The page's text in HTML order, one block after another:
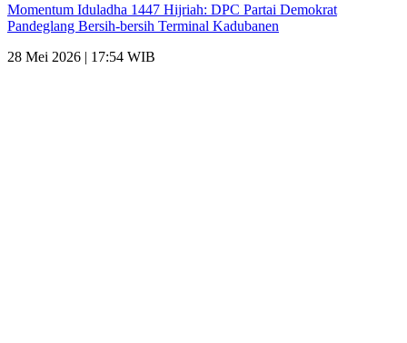
Momentum Iduladha 1447 Hijriah: DPC Partai Demokrat
Pandeglang Bersih-bersih Terminal Kadubanen
28 Mei 2026 | 17:54 WIB